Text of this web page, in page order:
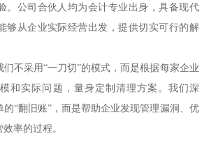
。公司合伙人均为会计专业出身，具备现代
够从企业实际经营出发，提供切实可行的解
不采用“一刀切”的模式，而是根据每家企业
和实际问题，量身定制清理方案。我们深
“翻旧账”，而是帮助企业发现管理漏洞、优
率的过程。